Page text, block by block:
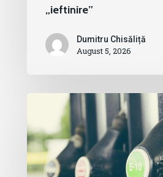
„ieftinire”
Dumitru Chisăliță
August 5, 2026